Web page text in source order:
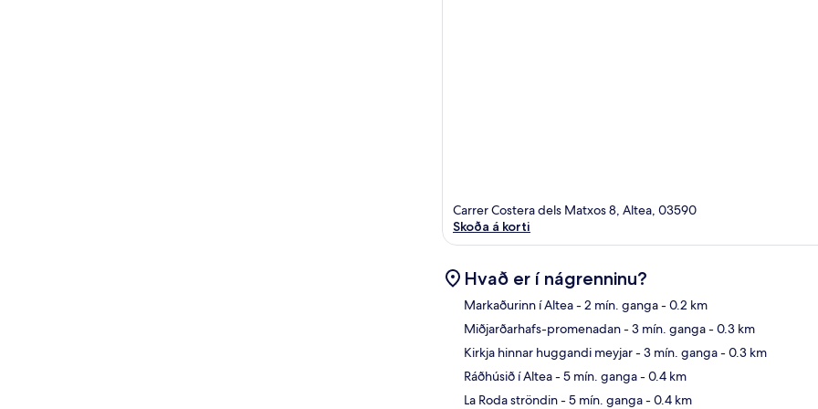
Carrer Costera dels Matxos 8, Altea, 03590
Skoða á korti
Hvað er í nágrenninu?
Markaðurinn í Altea- 2 mín. ganga- 0.2 km
Miðjarðarhafs-promenadan- 3 mín. ganga- 0.3 km
Kirkja hinnar huggandi meyjar- 3 mín. ganga- 0.3 km
Ráðhúsið í Altea- 5 mín. ganga- 0.4 km
La Roda ströndin- 5 mín. ganga- 0.4 km